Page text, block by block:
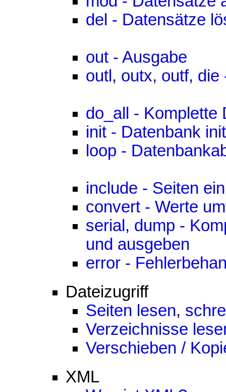
del - Datensätze
out - Ausgabe
outl, outx, outf,
do_all - Komplette
init - Datenbank
loop -
include - Seiten
convert - Werte
serial, dump -
und ausgeben
error -
Dateizugriff
Seiten lesen,
Verzeichnisse
Verschieben /
XML